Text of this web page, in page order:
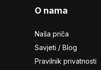
O nama
Naša priča
Savjeti / Blog
Pravilnik privatnosti